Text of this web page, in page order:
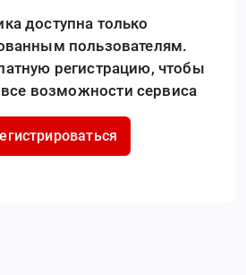
доступна только
пользователям.
регистрацию, чтобы
возможности сервиса